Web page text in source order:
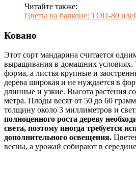
Читайте также:
Цветы на балконе: ТОП-80
Ковано
Этот сорт мандарина считается
выращивания в домашних условиях.
форма, а листья крупные и
дерева широкая и не нуждается в
длинные и узкие. Высота растения
метра. Плоды весят от 50 до 60
толщину около 3 миллиметров и
полноценного роста дереву
света, поэтому иногда требуется
дополнительного освещения.
весны, а урожай собирают в